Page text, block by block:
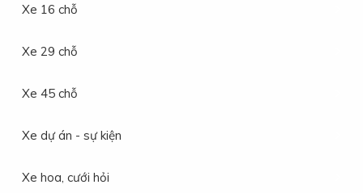
Xe 16 chỗ
Xe 29 chỗ
Xe 45 chỗ
Xe dự án - sự kiện
Xe hoa, cưới hỏi